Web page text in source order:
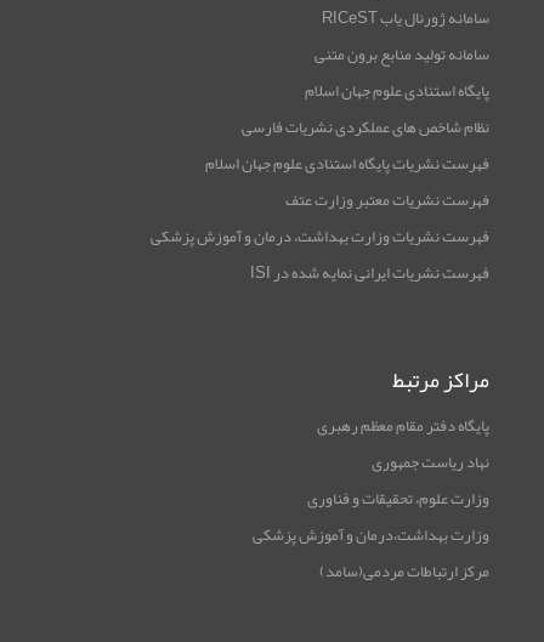
سامانه ژورنال یاب RICeST
سامانه تولید منابع برون متنی
پایگاه استنادی علوم جهان اسلام
نظام شاخص های عملکردی نشریات فارسی
فهرست نشریات پایگاه استنادی علوم جهان اسلام
فهرست نشریات معتبر وزارت عتف
فهرست نشریات وزارت بهداشت، درمان و آموزش پزشکی
فهرست نشریات ایرانی نمایه شده در ISI
مراکز مرتبط
پایگاه دفتر مقام معظم رهبری
نهاد ریاست جمهوری
وزارت علوم، تحقیقات و فناوری
وزارت بهداشت،درمان و آموزش پزشکی
مرکز ارتباطات مردمی(سامد)